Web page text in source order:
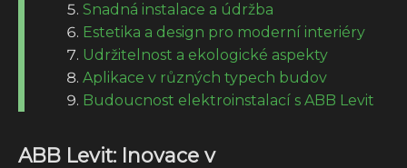
Snadná instalace a údržba
Estetika a design pro moderní interiéry
Udržitelnost a ekologické aspekty
Aplikace v různých typech budov
Budoucnost elektroinstalací s ABB Levit
ABB Levit: Inovace v